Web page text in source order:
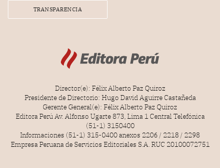
TRANSPARENCIA
Director(e): Félix Alberto Paz Quiroz
Presidente de Directorio: Hugo David Aguirre Castañeda
Gerente General(e): Félix Alberto Paz Quiroz
Editora Perú Av. Alfonso Ugarte 873, Lima 1 Central Telefónica
(51-1) 3150400
Informaciones (51-1) 315-0400 anexos 2206 / 2218 / 2298
Empresa Peruana de Servicios Editoriales S.A. RUC 20100072751